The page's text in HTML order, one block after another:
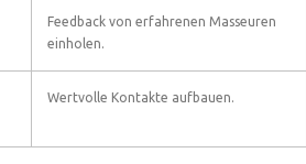
Feedback von erfahrenen Masseuren
einholen.
Wertvolle Kontakte aufbauen.